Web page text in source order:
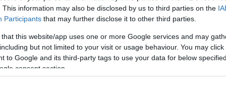
This information may also be disclosed by us to third parties on the
Participants that may further disclose it to other third parties.
that this website/app uses one or more Google services and may
but not limited to your visit or usage behaviour. You may
to Google and its third-party tags to use your data for below
consent section.
10-kor a budapesti Uránia Nemzeti
sorsolnak ki, azok között pedig, akik ezen a
vizipokmozioldalra feltöltik a jegyüket
a hazai erdők védelméért, vizes élőhelyeink